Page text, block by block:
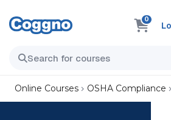
0
Online Courses OSHA Compliance